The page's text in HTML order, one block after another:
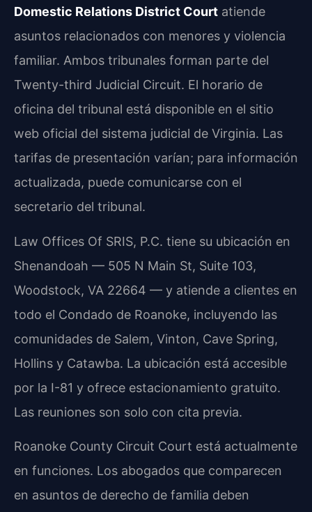
Domestic Relations District Court atiende
asuntos relacionados con menores y violencia
familiar. Ambos tribunales forman parte del
Twenty-third Judicial Circuit. El horario de
oficina del tribunal está disponible en el sitio
web oficial del sistema judicial de Virginia. Las
tarifas de presentación varían; para información
actualizada, puede comunicarse con el
secretario del tribunal.
Law Offices Of SRIS, P.C. tiene su ubicación en
Shenandoah — 505 N Main St, Suite 103,
Woodstock, VA 22664 — y atiende a clientes en
todo el Condado de Roanoke, incluyendo las
comunidades de Salem, Vinton, Cave Spring,
Hollins y Catawba. La ubicación está accesible
por la I-81 y ofrece estacionamiento gratuito.
Las reuniones son solo con cita previa.
Roanoke County Circuit Court está actualmente
en funciones. Los abogados que comparecen
en asuntos de derecho de familia deben